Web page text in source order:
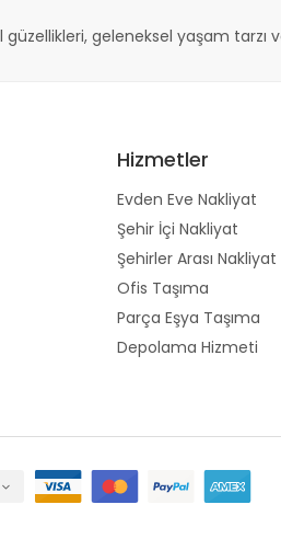
geleneksel yaşam
Hizmetler
Evden Eve Nakliyat
Şehir İçi Nakliyat
Şehirler Arası Nakliyat
Ofis Taşıma
Parça Eşya Taşıma
Depolama Hizmeti